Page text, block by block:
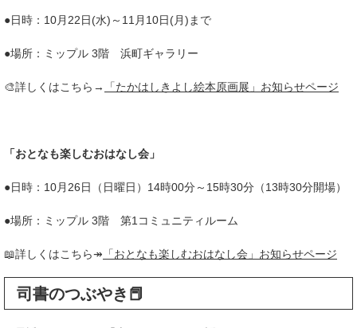
●日時：10月22日(水)～11月10日(月)まで
●場所：ミップル 3階 浜町ギャラリー
🎨詳しくはこちら→ 「たかはしきよし絵本原画展」お知らせページ
「おとなも楽しむおはなし会」
●日時：10月26日（日曜日）14時00分～15時30分（13時30分開場）
●場所：ミップル 3階 第1コミュニティルーム
📖詳しくはこちら↠ 「おとなも楽しむおはなし会」お知らせページ
司書のつぶやき📕